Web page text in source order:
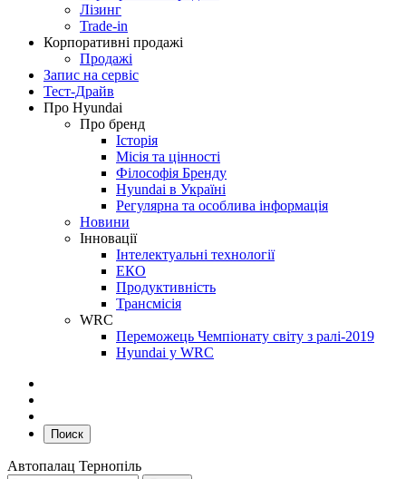
Лізинг
Trade-in
Корпоративні продажі
Продажі
Запис на сервіс
Тест-Драйв
Про Hyundai
Про бренд
Історія
Місія та цінності
Філософія Бренду
Hyundai в Україні
Регулярна та особлива інформація
Новини
Інновації
Інтелектуальні технології
ЕКО
Продуктивність
Трансмісія
WRC
Переможець Чемпіонату світу з ралі-2019
Hyundai у WRC
Поиск
Автопалац Тернопіль